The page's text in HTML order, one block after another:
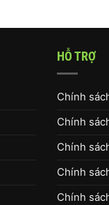
HỖ TRỢ
Chính
Chính
Chính
Chính
Chính